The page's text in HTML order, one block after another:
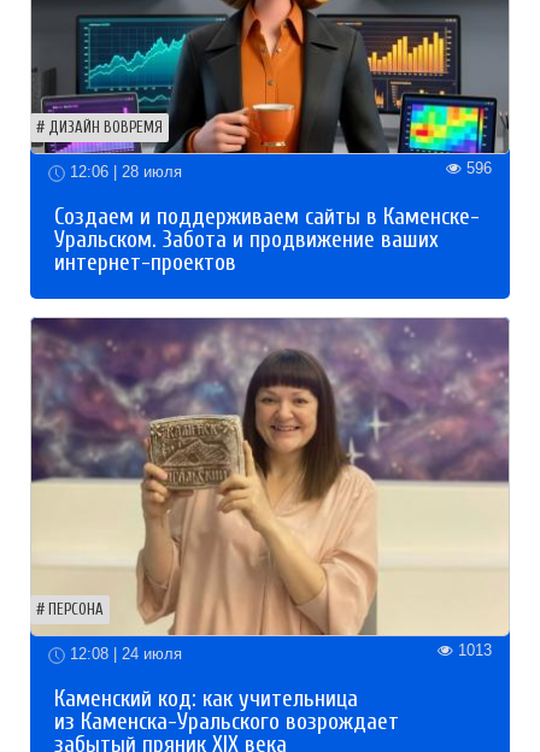
ДИЗАЙН ВОВРЕМЯ
12:06 | 28 июля 596
Создаем и поддерживаем сайты в Каменске-
Уральском. Забота и продвижение ваших
интернет-проектов
ПЕРСОНА
12:08 | 24 июля 1013
Каменский код: как учительница
из Каменска-Уральского возрождает
забытый пряник XIX века